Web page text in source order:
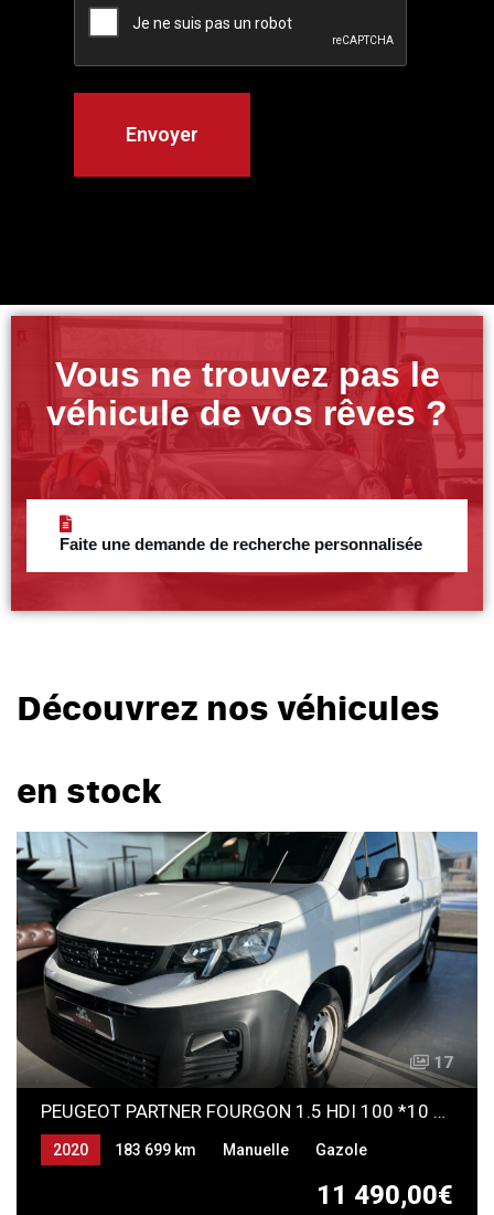
Vous ne trouvez pas le
véhicule de vos rêves ?
Faite une demande de recherche personnalisée
Découvrez nos véhicules
en stock
17
PEUGEOT PARTNER FOURGON 1.5 HDI 100 *10 392 HT*
11 490,00€
2020 183 699 km Manuelle Gazole